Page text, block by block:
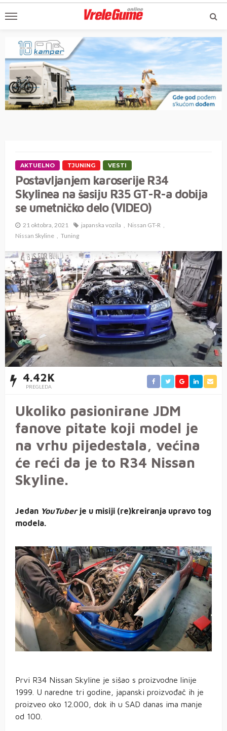
AKTUELNO TJUNING VESTI
Postavljanjem karoserije R34
Skylinea na šasiju R35 GT-R-a dobija
se umetničko delo (VIDEO)
21 oktobra, 2021 japanska vozila
Nissan GT-R
Nissan Skyline
Tuning
4.42K
PREGLEDA
Ukoliko pasionirane JDM
fanove pitate koji model je
na vrhu pijedestala, većina
će reći da je to R34 Nissan
Skyline.
Jedan YouTuberje u misiji (re)kreiranja upravo tog
modela.
Prvi R34 Nissan Skyline je sišao s proizvodne linije
1999. U naredne tri godine, japanski proizvođač ih je
proizveo oko 12.000, dok ih u SAD danas ima manje
od 100.